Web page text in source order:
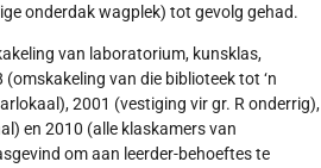
onderdak wagplek) tot gevolg gehad.
van laboratorium, kunsklas,
van die biblioteek tot ‘n
2001 (vestiging vir gr. R onderrig),
en 2010 (alle klaskamers van
om aan leerder-behoeftes te